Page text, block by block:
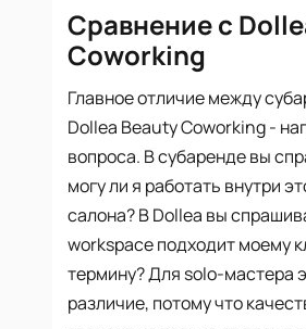
Сравнение с
Coworking
Главное отличие между
Dollea Beauty Coworking -
вопроса. В субаренде вы
могу ли я работать внутри
салона? В Dollea вы
workspace подходит моему
термину? Для solo-мастера
различие, потому что